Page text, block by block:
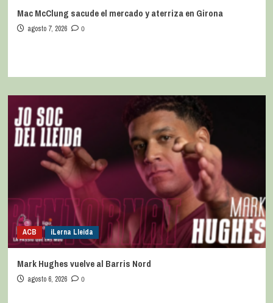
Mac McClung sacude el mercado y aterriza en Girona
agosto 7, 2026 0
ACB iLerna Lleida
Mark Hughes vuelve al Barris Nord
agosto 6, 2026 0